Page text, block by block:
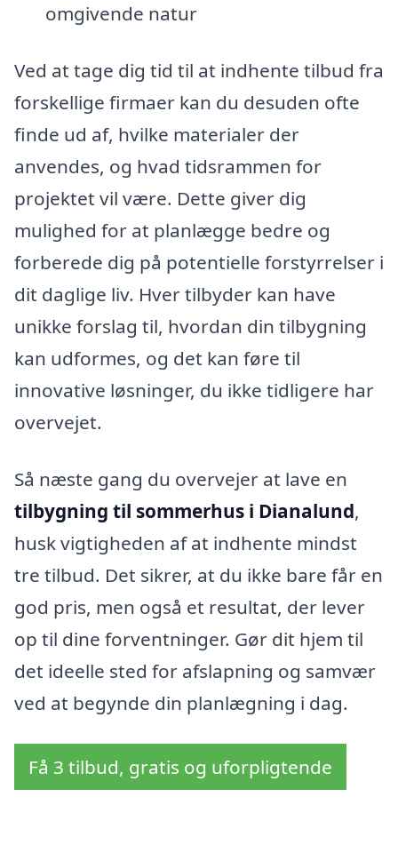
omgivende natur
Ved at tage dig tid til at indhente tilbud fra
forskellige firmaer kan du desuden ofte
finde ud af, hvilke materialer der
anvendes, og hvad tidsrammen for
projektet vil være. Dette giver dig
mulighed for at planlægge bedre og
forberede dig på potentielle forstyrrelser i
dit daglige liv. Hver tilbyder kan have
unikke forslag til, hvordan din tilbygning
kan udformes, og det kan føre til
innovative løsninger, du ikke tidligere har
overvejet.
Så næste gang du overvejer at lave en
tilbygning til sommerhus i Dianalund,
husk vigtigheden af at indhente mindst
tre tilbud. Det sikrer, at du ikke bare får en
god pris, men også et resultat, der lever
op til dine forventninger. Gør dit hjem til
det ideelle sted for afslapning og samvær
ved at begynde din planlægning i dag.
Få 3 tilbud, gratis og uforpligtende